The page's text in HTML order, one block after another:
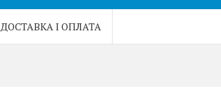
ДОСТАВКА І ОПЛАТА